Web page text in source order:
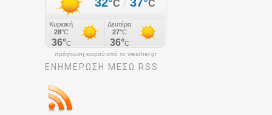
πρόγνωση καιρού από το weather.gr
ΕΝΗΜΈΡΩΣΉ ΜΕΣΩ RSS